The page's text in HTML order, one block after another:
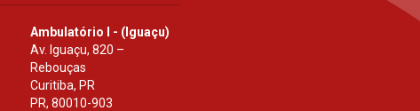
Ambulatório I - (Iguaçu)
Av. Iguaçu, 820 –
Rebouças
Curitiba, PR
PR, 80010-903